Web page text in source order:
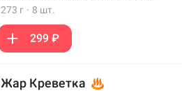
273 г · 8 шт.
299 ₽
Жар Креветка